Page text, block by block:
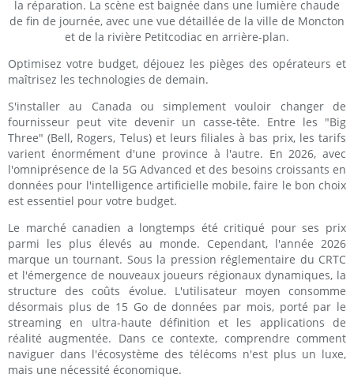
Optimisez votre budget, déjouez les pièges des opérateurs et
maîtrisez les technologies de demain.
S'installer au Canada ou simplement vouloir changer de
fournisseur peut vite devenir un casse-tête. Entre les "Big
Three" (Bell, Rogers, Telus) et leurs filiales à bas prix, les tarifs
varient énormément d'une province à l'autre. En 2026, avec
l'omniprésence de la 5G Advanced et des besoins croissants en
données pour l'intelligence artificielle mobile, faire le bon choix
est essentiel pour votre budget.
Le marché canadien a longtemps été critiqué pour ses prix
parmi les plus élevés au monde. Cependant, l'année 2026
marque un tournant. Sous la pression réglementaire du CRTC
et l'émergence de nouveaux joueurs régionaux dynamiques, la
structure des coûts évolue. L'utilisateur moyen consomme
désormais plus de 15 Go de données par mois, porté par le
streaming en ultra-haute définition et les applications de
réalité augmentée. Dans ce contexte, comprendre comment
naviguer dans l'écosystème des télécoms n'est plus un luxe,
mais une nécessité économique.